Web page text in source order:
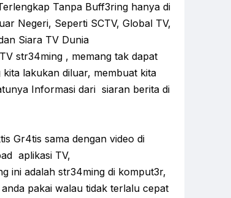
Tanpa Buff3ring hanya di
Negeri, Seperti SCTV, Global TV,
Siara TV Dunia
str34ming , memang tak dapat
lakukan diluar, membuat kita
Informasi dari siaran berita di
Gr4tis sama dengan video di
aplikasi TV,
ini adalah str34ming di komput3r,
pakai walau tidak terlalu cepat